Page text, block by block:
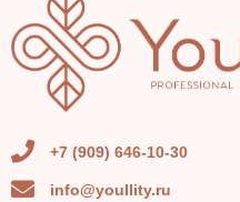
+7 (909) 646-10-30
info@youllity.ru